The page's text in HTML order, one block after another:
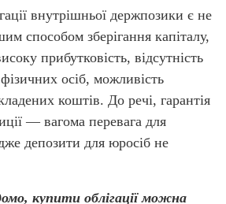
внутрішньої держпозики є не
способом зберігання капіталу,
прибутковість, відсутність
осіб, можливість
коштів. До речі, гарантія
— вагома перевага для
депозити для юросіб не
купити облігації можна